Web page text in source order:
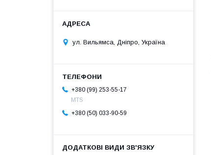
ул. Вильямса, Дніпро, Україна
+380 (99) 253-55-17
MTS
+380 (50) 033-90-59